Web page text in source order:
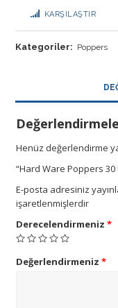
KARŞILAŞTIR
Kategoriler: Poppers
Henüz değerlendirme
“Hard Ware Poppers
E-posta adresiniz
işaretlenmişlerdir
Derecelendirmeniz *
Değerlendirmeniz *